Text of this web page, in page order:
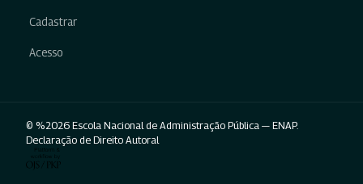
Cadastrar
Acesso
© %2026 Escola Nacional de Administração Pública — ENAP.
Declaração de Direito Autoral